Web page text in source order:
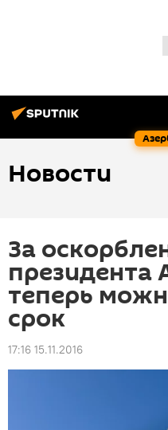
Новости
За
президента
теперь
срок
17:16 15.11.2016